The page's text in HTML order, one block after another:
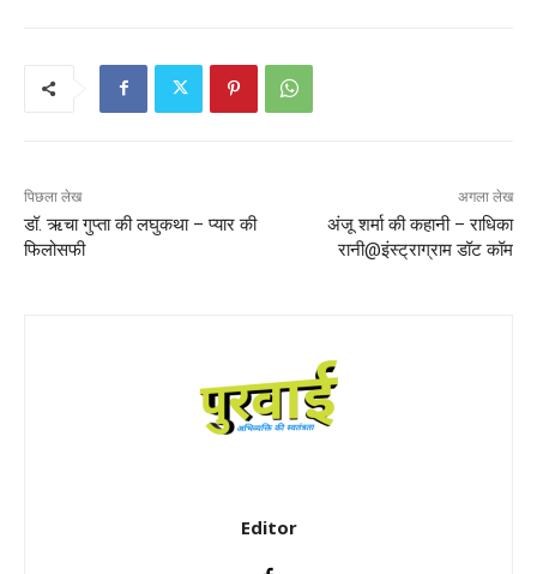
पिछला लेख
डॉ. ऋचा गुप्ता की लघुकथा – प्यार की
फिलोसफी
अगला लेख
अंजू शर्मा की कहानी – राधिका
रानी@इंस्ट्राग्राम डॉट कॉम
Editor